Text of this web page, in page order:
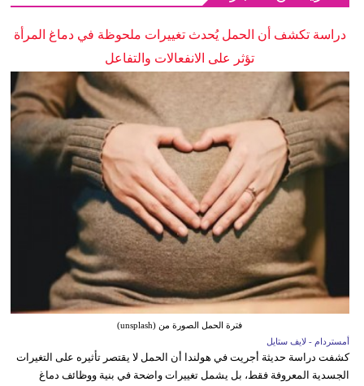
دراسة تكشف أن الحمل يُحدث تغييرات ملحوظة في دماغ المرأة
تؤثر على الانفعالات والتفاعل
فترة الحمل الصورة من (unsplash)
أمستردام - لايف ستايل
كشفت دراسة حديثة أجريت في هولندا أن الحمل لا يقتصر تأثيره على التغيرات
الجسدية المعروفة فقط، بل يشمل تغييرات واضحة في بنية ووظائف دماغ